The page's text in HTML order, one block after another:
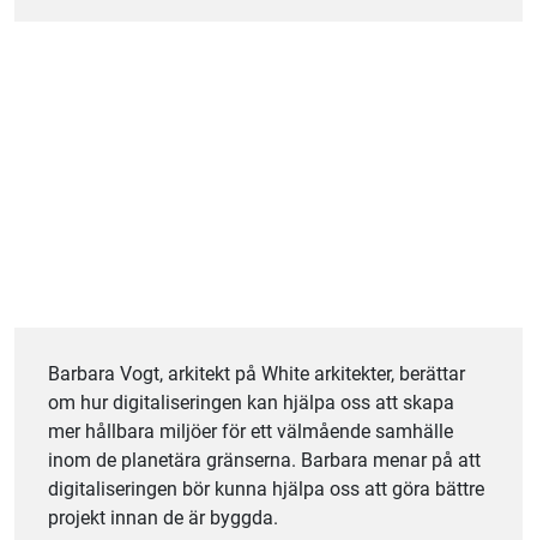
Barbara Vogt, arkitekt på White arkitekter, berättar
om hur digitaliseringen kan hjälpa oss att skapa
mer hållbara miljöer för ett välmående samhälle
inom de planetära gränserna. Barbara menar på att
digitaliseringen bör kunna hjälpa oss att göra bättre
projekt innan de är byggda.